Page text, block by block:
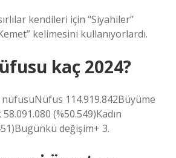
kendileri için “Siyahiler”
kelimesini kullanıyorlardı.
kaç 2024?
nüfusuNüfus 114.919.842Büyüme
(%50.549)Kadın
değişim+ 3.